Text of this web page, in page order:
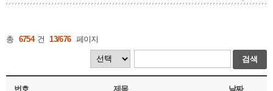
총 6754 건 13/676 페이지
검색
번호 제목 날짜